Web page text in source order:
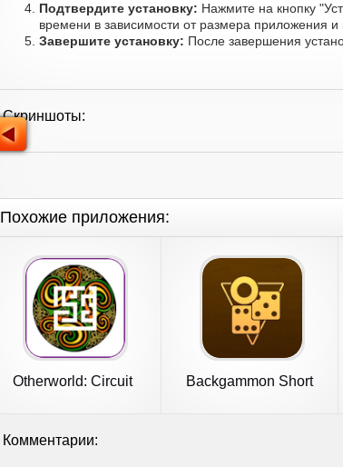
Подтвердите установку: Нажмите на кнопку
времени в зависимости от размера приложения и
Завершите установку: После завершения
Скриншоты:
Похожие приложения:
Otherworld: Circuit
Backgammon Short
Комментарии: